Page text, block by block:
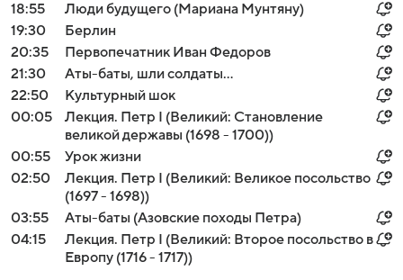
18:55
Люди будущего (Мариана Мунтяну)
19:30
Берлин
20:35
Первопечатник Иван Федоров
21:30
Аты-баты, шли солдаты...
22:50
Культурный шок
00:05
Лекция. Петр I (Великий: Становление
великой державы (1698 - 1700))
00:55
Урок жизни
02:50
Лекция. Петр I (Великий: Великое посольство
(1697 - 1698))
03:55
Аты-баты (Азовские походы Петра)
04:15
Лекция. Петр I (Великий: Второе посольство в
Европу (1716 - 1717))